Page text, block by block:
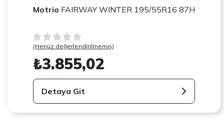
Motrio FAIRWAY WINTER 195/55R16 87H
(Henüz değerlendirilmemiş)
₺3.855,02
Detaya Git